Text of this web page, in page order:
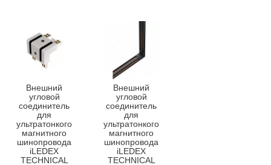
Внешний
угловой
соединитель
для
ультратонкого
магнитного
шинопровода
iLEDEX
TECHNICAL
Внешний
угловой
соединитель
для
ультратонкого
магнитного
шинопровода
iLEDEX
TECHNICAL